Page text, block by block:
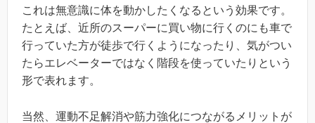
これは無意識に体を動かしたくなるという効果です。
たとえば、近所のスーパーに買い物に行くのにも車で
行っていた方が徒歩で行くようになったり、気がつい
たらエレベーターではなく階段を使っていたりという
形で表れます。
当然、運動不足解消や筋力強化につながるメリットが